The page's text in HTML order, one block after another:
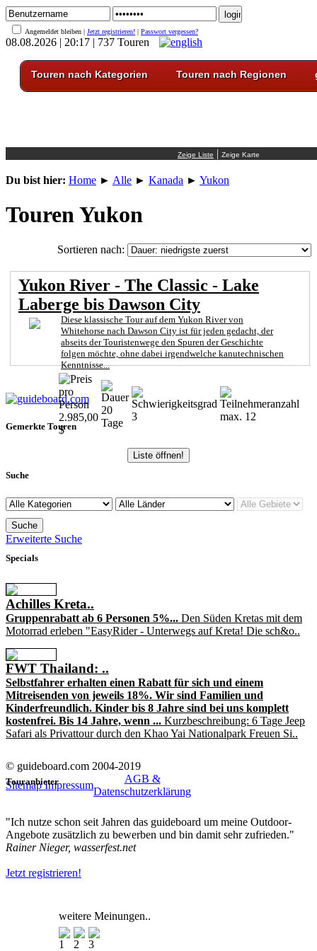
Angemeldet bleiben | Jetzt registrieren! | Passwort vergessen?
08.08.2026 | 20:17 | 737 Touren
Touren nach Kategorien Touren nach Regionen
|
Du bist hier: Home ► Alle ► Kanada ► Yukon
Touren Yukon
Sortieren nach:
Yukon River - The Classic - Lake
Laberge bis Dawson City
Diese klassische Tour auf dem Yukon River von
Whitehorse nach Dawson City ist für jeden gedacht, der
abseits der Touristenwege den Spuren der Geschichte
folgen möchte, ohne dabei irgendwelche kanutechnischen
Kenntnisse...
2.985,00
$
20
Tage
3 max. 12
Gemerkte Touren
Liste öffnen!
Suche
Erweiterte Suche
Specials
Achilles Kreta..
Gruppenrabatt ab 6 Personen 5%... Den Süden Kretas mit dem
Motorrad erleben "EasyRider - Unterwegs auf Kreta! Die sch&o..
FWT Thailand: ..
Selbstfahrer erhalten einen Rabatt für sich und einem
Mitreisenden von jeweils 18%. Wir sind Familien und
Kinderfreundlich. Kinder bis 8 Jahre sind bei uns komplett
kostenfrei. Bis 14 Jahre, wenn ... Kurzbeschreibung: 6 Tage Jeep
Safari als Privattour durch den Khao Yai Nationalpark Freuen Si..
Touranbieter
"Ich nutze schon seit Jahren das guideboard um meine Outdoor-
Angebote zusätzlich zu bewerben und bin damit sehr zufrieden."
Rainer Nieger, wasserfest.net
Jetzt registrieren!
weitere Meinungen..
© guideboard.com 2004-2019
SitemapImpressum
AGB &
Datenschutzerklärung